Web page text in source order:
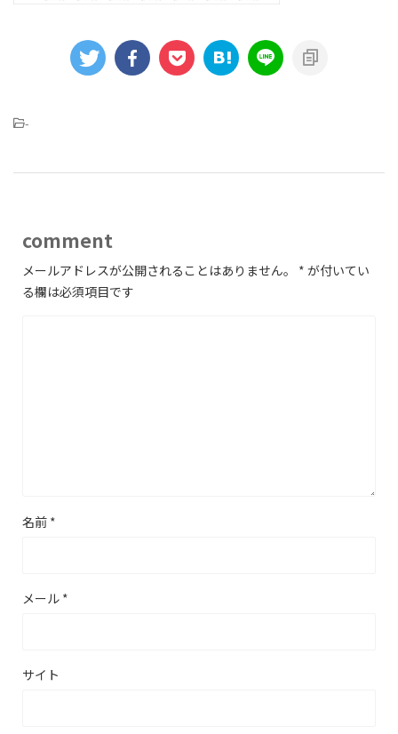
-
comment
メールアドレスが公開されることはありません。 * が付いてい
る欄は必須項目です
名前 *
メール *
サイト